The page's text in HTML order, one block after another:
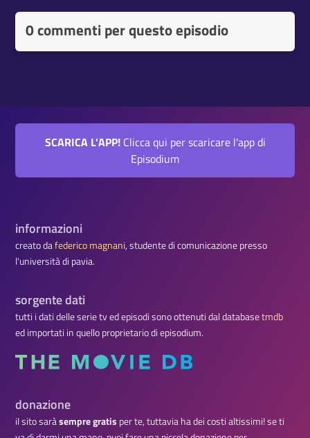
0 commenti per questo episodio
SCARICA L'APP!Clicca qui per scaricare l'app di
Episodium
informazioni
creato dafederico magnani, studente di comunicazione presso
l'università di pavia.
sorgente dati
tutti i dati delle serie tv ed episodi sono ottenuti dal databasetmdb
ed importati in quello proprietario di episodium.
donazione
il sito saràsempre gratis per te, tuttavia ha dei costi altissimi! se ti